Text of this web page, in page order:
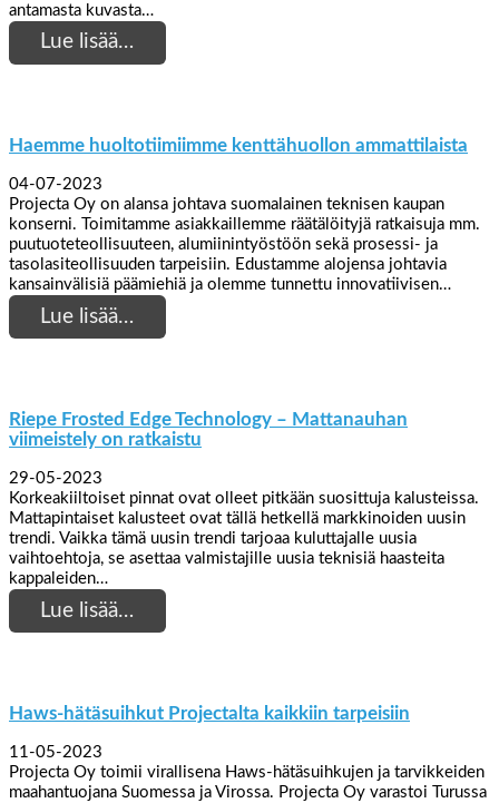
antamasta kuvasta…
Lue lisää…
Haemme huoltotiimiimme kenttähuollon ammattilaista
04-07-2023
Projecta Oy on alansa johtava suomalainen teknisen kaupan
konserni. Toimitamme asiakkaillemme räätälöityjä ratkaisuja mm.
puutuoteteollisuuteen, alumiinintyöstöön sekä prosessi- ja
tasolasiteollisuuden tarpeisiin. Edustamme alojensa johtavia
kansainvälisiä päämiehiä ja olemme tunnettu innovatiivisen…
Lue lisää…
Riepe Frosted Edge Technology – Mattanauhan
viimeistely on ratkaistu
29-05-2023
Korkeakiiltoiset pinnat ovat olleet pitkään suosittuja kalusteissa.
Mattapintaiset kalusteet ovat tällä hetkellä markkinoiden uusin
trendi. Vaikka tämä uusin trendi tarjoaa kuluttajalle uusia
vaihtoehtoja, se asettaa valmistajille uusia teknisiä haasteita
kappaleiden…
Lue lisää…
Haws-hätäsuihkut Projectalta kaikkiin tarpeisiin
11-05-2023
Projecta Oy toimii virallisena Haws-hätäsuihkujen ja tarvikkeiden
maahantuojana Suomessa ja Virossa. Projecta Oy varastoi Turussa